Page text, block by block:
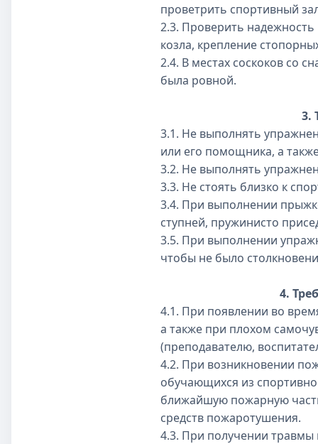
проветрить спортивный
2.3. Проверить
козла, крепление
2.4. В местах соскоков со
была ровной.
3.
3.1. Не выполнять
или его помощника, а
3.2. Не выполнять
3.3. Не стоять близко к
3.4. При выполнении
ступней, пружинисто
3.5. При выполнении
чтобы не было
4.
4.1. При появлении во
а также при плохом
(преподавателю,
4.2. При возникновении
обучающихся из
ближайшую пожарную
средств пожаротушения.
4.3. При получении